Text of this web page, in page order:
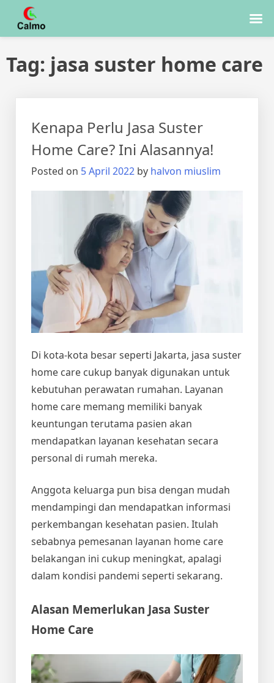
Skip
Tag: jasa suster home care
Kenapa Perlu Jasa Suster
Home Care? Ini Alasannya!
Posted on 5 April 2022 by halvon miuslim
Di kota-kota besar seperti Jakarta, jasa suster
home care cukup banyak digunakan untuk
kebutuhan perawatan rumahan. Layanan
home care memang memiliki banyak
keuntungan terutama pasien akan
mendapatkan layanan kesehatan secara
personal di rumah mereka.
Anggota keluarga pun bisa dengan mudah
mendampingi dan mendapatkan informasi
perkembangan kesehatan pasien. Itulah
sebabnya pemesanan layanan home care
belakangan ini cukup meningkat, apalagi
dalam kondisi pandemi seperti sekarang.
Alasan Memerlukan Jasa Suster
Home Care